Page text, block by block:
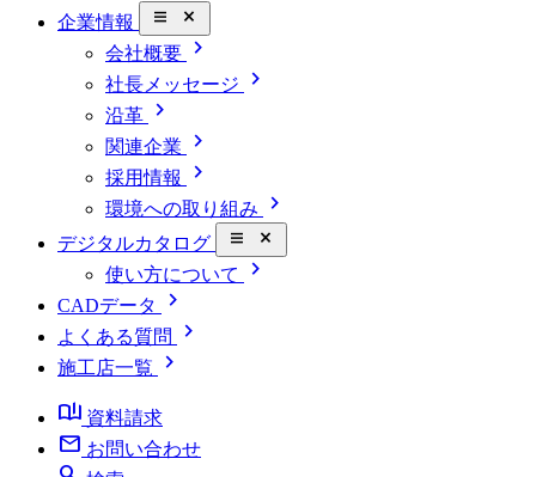
企業情報 close_small
会社概要 chevron_right
社長メッセージ chevron_right
沿革 chevron_right
関連企業 chevron_right
採用情報 chevron_right
環境への取り組み chevron_right
デジタルカタログ close_small
使い方について chevron_right
CADデータ chevron_right
よくある質問 chevron_right
施工店一覧
chevron_right
book_ribbon 資料請求
mail お問い合わせ